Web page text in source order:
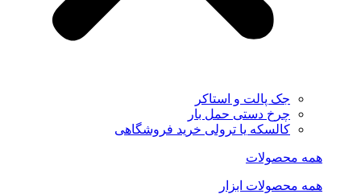
جک پالت و استاکر
چرخ دستی حمل بار
کالسکه یا ترولی خرید فروشگاهی
همه محصولات
همه محصولات ابزار